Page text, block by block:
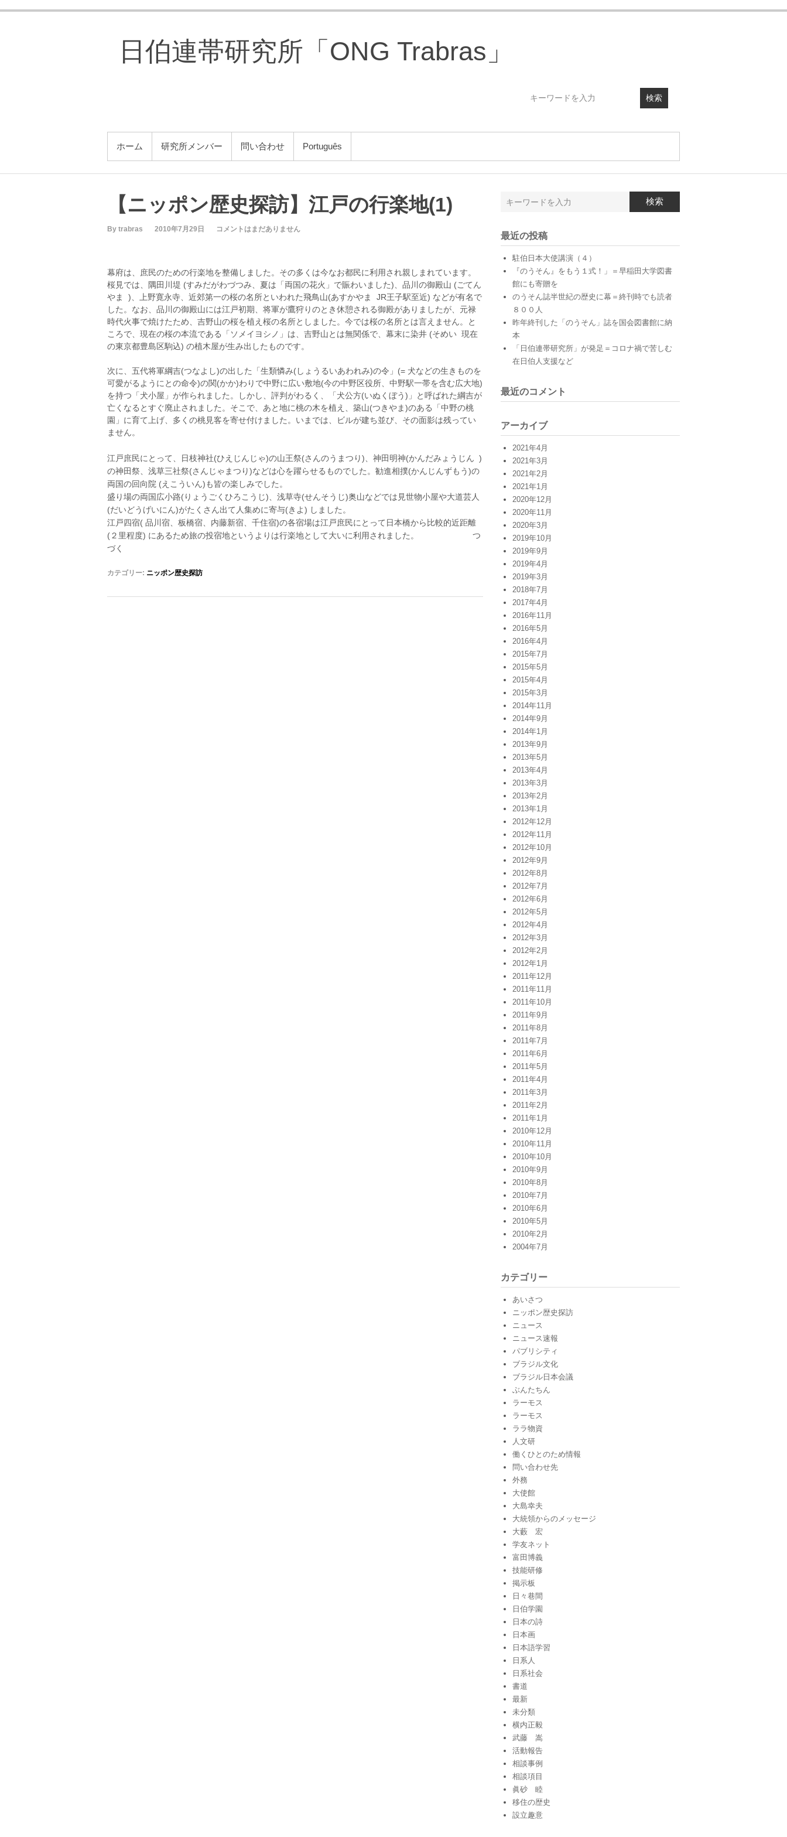
日伯連帯研究所「ONG Trabras」
検索
メインメニュー
ホーム 研究所メンバー 問い合わせ Português
【ニッポン歴史探訪】江戸の行楽地(1)
By trabras 2010年7月29日 コメントはまだありません
幕府は、庶民のための行楽地を整備しました。その多くは今なお都民に利用され親しまれています。
桜見では、隅田川堤 (すみだがわづつみ、夏は「両国の花火」で賑わいました)、品川の御殿山 (ごてん
やま )、上野寛永寺、近郊第一の桜の名所といわれた飛鳥山(あすかやま JR王子駅至近) などが有名で
した。なお、品川の御殿山には江戸初期、将軍が鷹狩りのとき休憩される御殿がありましたが、元禄
時代火事で焼けたため、吉野山の桜を植え桜の名所としました。今では桜の名所とは言えません。と
ころで、現在の桜の本流である「ソメイヨシノ」は、吉野山とは無関係で、幕末に染井 (そめい 現在
の東京都豊島区駒込) の植木屋が生み出したものです。
次に、五代将軍綱吉(つなよし)の出した「生類憐み(しょうるいあわれみ)の令」(= 犬などの生きものを
可愛がるようにとの命令)の関(かか)わりで中野に広い敷地(今の中野区役所、中野駅一帯を含む広大地)
を持つ「犬小屋」が作られました。しかし、評判がわるく、「犬公方(いぬくぼう)」と呼ばれた綱吉が
亡くなるとすぐ廃止されました。そこで、あと地に桃の木を植え、築山(つきやま)のある「中野の桃
園」に育て上げ、多くの桃見客を寄せ付けました。いまでは、ビルが建ち並び、その面影は残ってい
ません。
江戸庶民にとって、日枝神社(ひえじんじゃ)の山王祭(さんのうまつり)、神田明神(かんだみょうじん )
の神田祭、浅草三社祭(さんじゃまつり)などは心を躍らせるものでした。勧進相撲(かんじんずもう)の
両国の回向院 (えこういん)も皆の楽しみでした。
盛り場の両国広小路(りょうごくひろこうじ)、浅草寺(せんそうじ)奥山などでは見世物小屋や大道芸人
(だいどうげいにん)がたくさん出て人集めに寄与(きよ) しました。
江戸四宿( 品川宿、板橋宿、内藤新宿、千住宿)の各宿場は江戸庶民にとって日本橋から比較的近距離
(２里程度) にあるため旅の投宿地というよりは行楽地として大いに利用されました。 つ
づく
カテゴリー: ニッポン歴史探訪
検索
最近の投稿
駐伯日本大使講演（４）
『のうそん』をもう１式！」＝早稲田大学図書
館にも寄贈を
のうそん誌半世紀の歴史に幕＝終刊時でも読者
８００人
昨年終刊した「のうそん」誌を国会図書館に納
本
「日伯連帯研究所」が発足＝コロナ禍で苦しむ
在日伯人支援など
最近のコメント
アーカイブ
2021年4月
2021年3月
2021年2月
2021年1月
2020年12月
2020年11月
2020年3月
2019年10月
2019年9月
2019年4月
2019年3月
2018年7月
2017年4月
2016年11月
2016年5月
2016年4月
2015年7月
2015年5月
2015年4月
2015年3月
2014年11月
2014年9月
2014年1月
2013年9月
2013年5月
2013年4月
2013年3月
2013年2月
2013年1月
2012年12月
2012年11月
2012年10月
2012年9月
2012年8月
2012年7月
2012年6月
2012年5月
2012年4月
2012年3月
2012年2月
2012年1月
2011年12月
2011年11月
2011年10月
2011年9月
2011年8月
2011年7月
2011年6月
2011年5月
2011年4月
2011年3月
2011年2月
2011年1月
2010年12月
2010年11月
2010年10月
2010年9月
2010年8月
2010年7月
2010年6月
2010年5月
2010年2月
2004年7月
カテゴリー
あいさつ
ニッポン歴史探訪
ニュース
ニュース速報
パブリシティ
ブラジル文化
ブラジル日本会議
ぶんたちん
ラーモス
ラーモス
ララ物資
人文研
働くひとのため情報
問い合わせ先
外務
大使館
大島幸夫
大統領からのメッセージ
大藪 宏
学友ネット
富田博義
技能研修
掲示板
日々巷間
日伯学園
日本の詩
日本画
日本語学習
日系人
日系社会
書道
最新
未分類
横内正毅
武藤 嵩
活動報告
相談事例
相談項目
眞砂 睦
移住の歴史
設立趣意